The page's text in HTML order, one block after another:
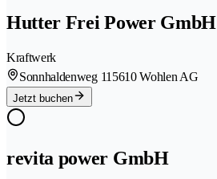
Hutter Frei Power GmbH
Kraftwerk
Sonnhaldenweg 11 5610 Wohlen AG
Jetzt buchen
revita power GmbH